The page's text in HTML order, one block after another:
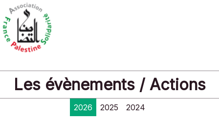
Les évènements / Actions
2026 2025 2024